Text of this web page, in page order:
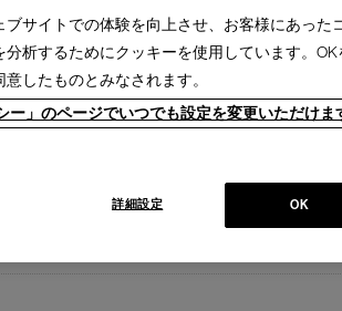
ブラ
ピックアップ
ソファ 3人掛(7) システムソフ
ダイニングチェア(10) カウンターチェア(2) スツール(1)
ブサイトでの体験を向上させ、お客様にあった
分析するためにクッキーを使用しています。
したものとみなされます。
ー」のページでいつでも設定を変更いただけま
OK
詳細設定